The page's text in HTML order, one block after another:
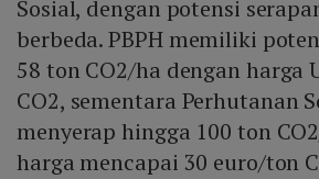
Sosial, dengan potensi
berbeda. PBPH memiliki
58 ton CO2/ha dengan harga
CO2, sementara Perhutanan
menyerap hingga 100 ton
harga mencapai 30 euro/ton